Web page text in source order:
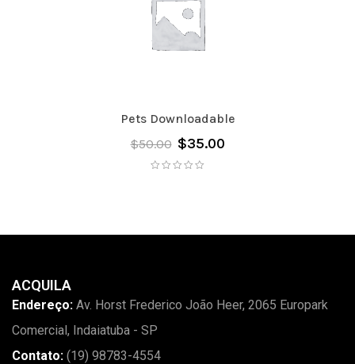
Pets Downloadable
$50.00 $35.00
ACQUILA
Endereço: Av. Horst Frederico João Heer, 2065 Europark
Comercial, Indaiatuba - SP
Contato: (19) 98783-4554